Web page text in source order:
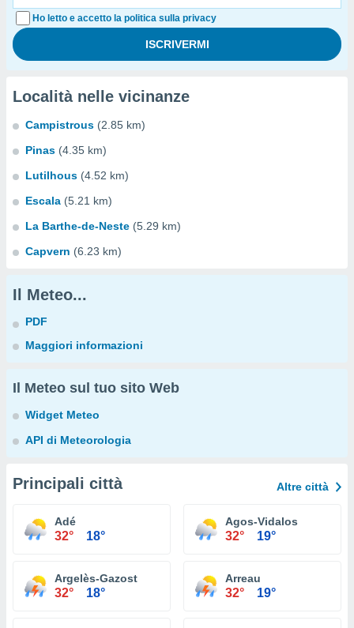
Ho letto e accetto la politica sulla privacy
Località nelle vicinanze
Campistrous (2.85 km)
Pinas (4.35 km)
Lutilhous (4.52 km)
Escala (5.21 km)
La Barthe-de-Neste (5.29 km)
Capvern (6.23 km)
Il Meteo...
PDF
Maggiori informazioni
Il Meteo sul tuo sito Web
Widget Meteo
API di Meteorologia
Principali città Altre città
Adé
32° 18°
Agos-Vidalos
32° 19°
Argelès-Gazost
32° 18°
Arreau
32° 19°